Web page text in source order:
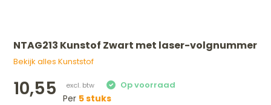
NTAG213 Kunstof Zwart met laser-volgnummer
Bekijk alles Kunststof
10,55 Per 5 stuks